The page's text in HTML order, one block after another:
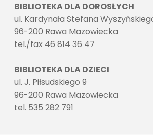
BIBLIOTEKA DLA DOROSŁYCH
ul. Kardynała Stefana
96-200 Rawa Mazowiecka
tel./fax 46 814 36 47
BIBLIOTEKA DLA DZIECI
ul. J. Piłsudskiego 9
96-200 Rawa Mazowiecka
tel. 535 282 791